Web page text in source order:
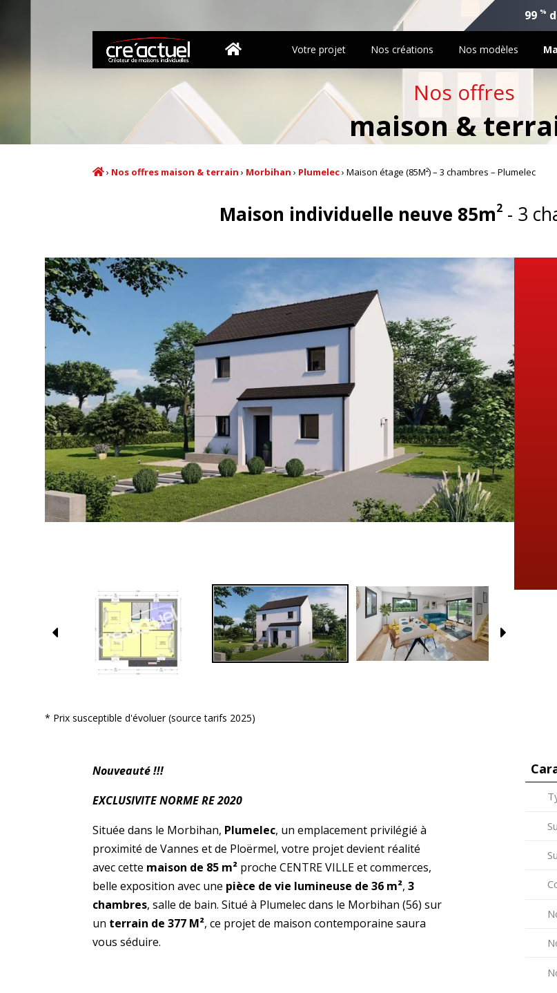
Votre projet Nos créations Nos modèles
99 %
Nos offres
maison &
› Nos offres maison & terrain › Morbihan › Plumelec›Maison étage (85M²) – 3 chambres – Plumelec
Maison individuelle neuve 85m2 3
* Prix susceptible d'évoluer (source tarifs 2025)
Nouveauté !!!
EXCLUSIVITE NORME RE 2020
Située dans le Morbihan, Plumelec, un emplacement privilégié à
proximité de Vannes et de Ploërmel, votre projet devient réalité
avec cette maison de 85 m² proche CENTRE VILLE et commerces,
belle exposition avec une pièce de vie lumineuse de 36 m²,3
chambres, salle de bain. Situé à Plumelec dans le Morbihan (56) sur
un terrain de 377 M², ce projet de maison contemporaine saura
vous séduire.